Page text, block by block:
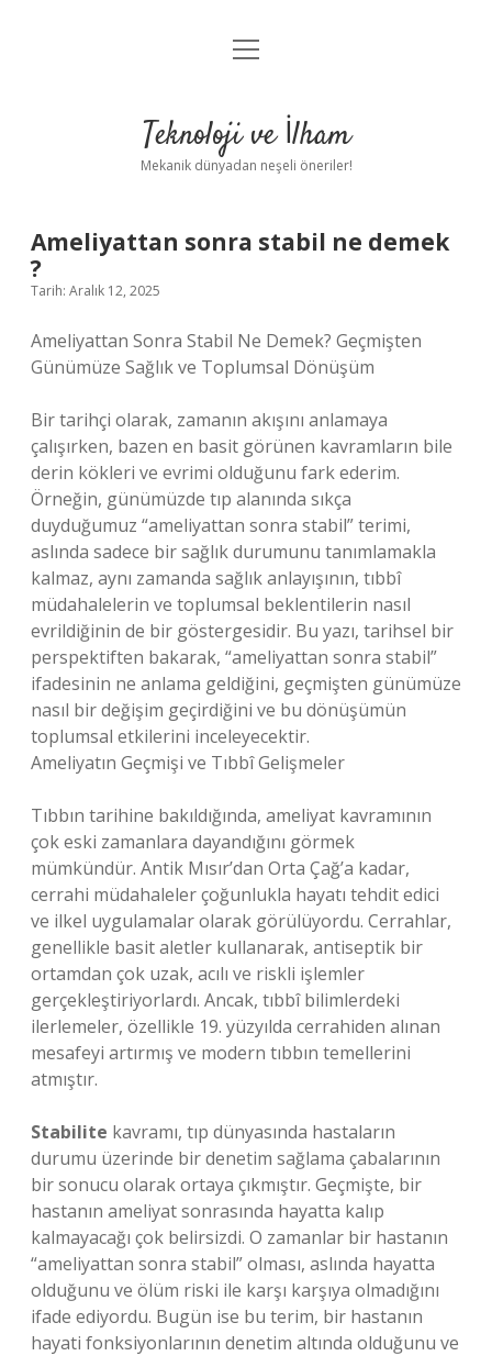
Anasayfa
Yasal Uyarı
menüyü
Teknoloji ve İlham
Mekanik dünyadan neşeli öneriler!
Ameliyattan sonra stabil ne demek
?
Tarih: Aralık 12, 2025
Ameliyattan Sonra Stabil Ne Demek? Geçmişten
Günümüze Sağlık ve Toplumsal Dönüşüm
Bir tarihçi olarak, zamanın akışını anlamaya
çalışırken, bazen en basit görünen kavramların bile
derin kökleri ve evrimi olduğunu fark ederim.
Örneğin, günümüzde tıp alanında sıkça
duyduğumuz “ameliyattan sonra stabil” terimi,
aslında sadece bir sağlık durumunu tanımlamakla
kalmaz, aynı zamanda sağlık anlayışının, tıbbî
müdahalelerin ve toplumsal beklentilerin nasıl
evrildiğinin de bir göstergesidir. Bu yazı, tarihsel bir
perspektiften bakarak, “ameliyattan sonra stabil”
ifadesinin ne anlama geldiğini, geçmişten günümüze
nasıl bir değişim geçirdiğini ve bu dönüşümün
toplumsal etkilerini inceleyecektir.
Ameliyatın Geçmişi ve Tıbbî Gelişmeler
Tıbbın tarihine bakıldığında, ameliyat kavramının
çok eski zamanlara dayandığını görmek
mümkündür. Antik Mısır’dan Orta Çağ’a kadar,
cerrahi müdahaleler çoğunlukla hayatı tehdit edici
ve ilkel uygulamalar olarak görülüyordu. Cerrahlar,
genellikle basit aletler kullanarak, antiseptik bir
ortamdan çok uzak, acılı ve riskli işlemler
gerçekleştiriyorlardı. Ancak, tıbbî bilimlerdeki
ilerlemeler, özellikle 19. yüzyılda cerrahiden alınan
mesafeyi artırmış ve modern tıbbın temellerini
atmıştır.
Stabilite kavramı, tıp dünyasında hastaların
durumu üzerinde bir denetim sağlama çabalarının
bir sonucu olarak ortaya çıkmıştır. Geçmişte, bir
hastanın ameliyat sonrasında hayatta kalıp
kalmayacağı çok belirsizdi. O zamanlar bir hastanın
“ameliyattan sonra stabil” olması, aslında hayatta
olduğunu ve ölüm riski ile karşı karşıya olmadığını
ifade ediyordu. Bugün ise bu terim, bir hastanın
hayati fonksiyonlarının denetim altında olduğunu ve